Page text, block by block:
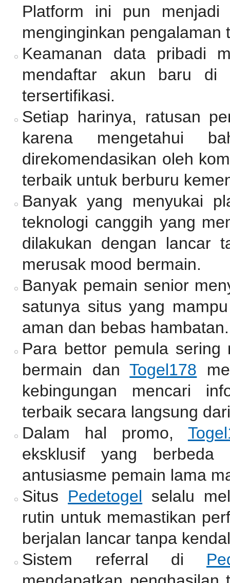
Platform ini pun
menginginkan pengalaman
Keamanan data pribadi
mendaftar akun baru
tersertifikasi.
Setiap harinya, ratusan
karena mengetahui
direkomendasikan oleh
terbaik untuk berburu
Banyak yang menyukai
teknologi canggih yang
dilakukan dengan lancar
merusak mood bermain.
Banyak pemain senior
satunya situs yang
aman dan bebas hambatan.
Para bettor pemula sering
bermain danTogel178
kebingungan mencari
terbaik secara langsung
Dalam hal promo,
eksklusif yang berbeda
antusiasme pemain lama
Situs Pedetogel selalu
rutin untuk memastikan
berjalan lancar tanpa
Sistem referral di